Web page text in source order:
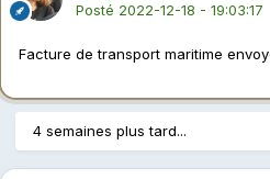
Posté 2022-12-18 - 19:03:17
Facture de transport maritime
4 semaines plus tard...